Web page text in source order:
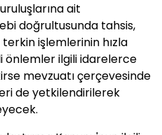
ait
doğrultusunda tahsis,
işlemlerinin hızla
önlemler ilgili idarelerce
mevzuatı çerçevesinde
de yetkilendirilerek